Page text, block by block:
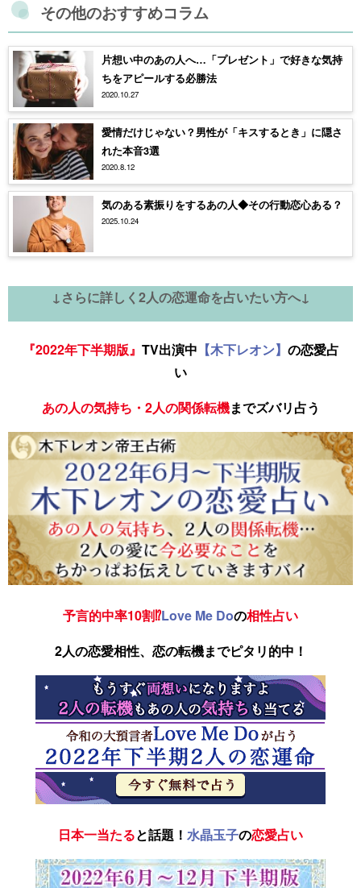
その他のおすすめコラム
片想い中のあの人へ…「プレゼント」で好きな気持
ちをアピールする必勝法
2020.10.27
愛情だけじゃない？男性が「キスするとき」に隠さ
れた本音3選
2020.8.12
気のある素振りをするあの人◆その行動恋心ある？
2025.10.24
↓さらに詳しく2人の恋運命を占いたい方へ↓
『2022年下半期版』 TV出演中 【木下レオン】 の恋愛占
い
あの人の気持ち・2人の関係転機までズバリ占う
予言的中率10割⁉Love Me Doの相性占い
2人の恋愛相性、恋の転機までピタリ的中！
日本一当たると話題！ 水晶玉子の恋愛占い